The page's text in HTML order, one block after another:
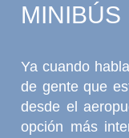
MINIBÚS
Ya cuando
de gente que
desde el
opción más